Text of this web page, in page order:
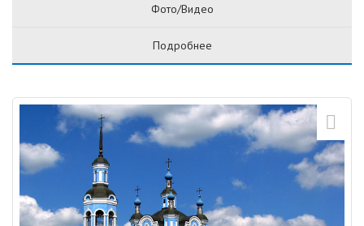
Фото/Видео
Подробнее